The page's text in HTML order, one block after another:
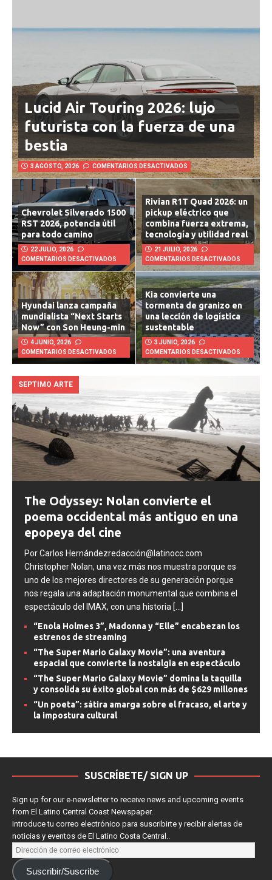
Lucid Air Touring 2026: lujo
futurista con la fuerza de una
bestia
3 AGOSTO, 2026 COMENTARIOS DESACTIVADOS
Chevrolet Silverado 1500
RST 2026, potencia útil
para todo camino
22 JULIO, 2026
COMENTARIOS DESACTIVADOS
Rivian R1T Quad 2026: un
pickup eléctrico que
combina fuerza extrema,
tecnología y utilidad real
21 JULIO, 2026
COMENTARIOS DESACTIVADOS
Hyundai lanza campaña
mundialista “Next Starts
Now” con Son Heung-min
4 JUNIO, 2026
COMENTARIOS DESACTIVADOS
Kia convierte una
tormenta de granizo en
una lección de logística
sustentable
3 JUNIO, 2026
COMENTARIOS DESACTIVADOS
SEPTIMO ARTE
The Odyssey: Nolan convierte el
poema occidental más antiguo en una
epopeya del cine
Por Carlos Hernándezredacción@latinocc.com
Christopher Nolan, una vez más nos muestra porque es
uno de los mejores directores de su generación porque
nos regala una adaptación monumental que combina el
espectáculo del IMAX, con una historia [...]
“Enola Holmes 3”, Madonna y “Elle” encabezan los
estrenos de streaming
“The Super Mario Galaxy Movie”: una aventura
espacial que convierte la nostalgia en espectáculo
“The Super Mario Galaxy Movie” domina la taquilla
y consolida su éxito global con más de $629 millones
“Un poeta”: sátira amarga sobre el fracaso, el arte y
la impostura cultural
SUSCRÍBETE/ SIGN UP
Sign up for our e-newsletter to receive news and upcoming events
from El Latino Central Coast Newspaper.
Introduce tu correo electrónico para suscribirte y recibir alertas de
noticias y eventos de El Latino Costa Central..
Suscribir/Suscribe